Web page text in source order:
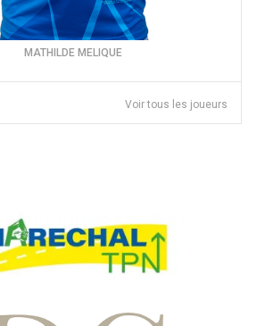
MATHILDE MELIQUE
Voir tous les joueurs